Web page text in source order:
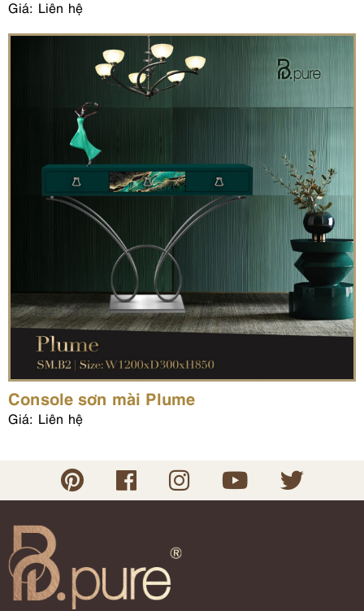
Giá: Liên hệ
Console sơn mài Plume
Giá: Liên hệ